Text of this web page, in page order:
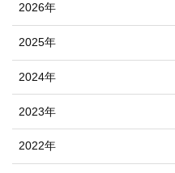
2026年
2025年
2024年
2023年
2022年